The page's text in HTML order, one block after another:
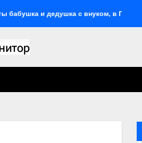
и дедушка с внуком, в Поволжье и